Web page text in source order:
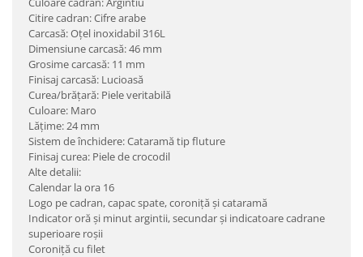
Citire cadran: Cifre arabe
Carcasă: Oţel inoxidabil 316L
Dimensiune carcasă: 46 mm
Grosime carcasă: 11 mm
Finisaj carcasă: Lucioasă
Curea/brăţară: Piele veritabilă
Culoare: Maro
Lăţime: 24 mm
Sistem de închidere: Cataramă tip fluture
Finisaj curea: Piele de crocodil
Alte detalii:
Calendar la ora 16
Logo pe cadran, capac spate, coroniţă şi cataramă
Indicator oră şi minut argintii, secundar şi indicatoare cadrane
superioare roşii
Coroniţă cu filet